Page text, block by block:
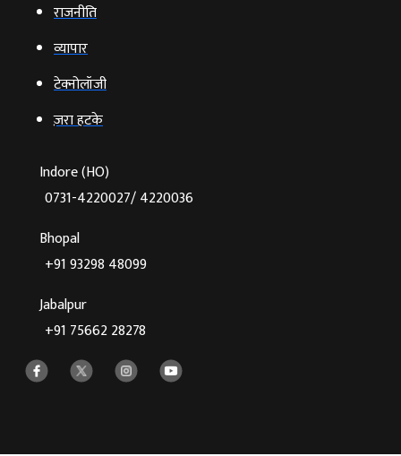
राजनीति
व्‍यापार
टेक्‍नोलॉजी
ज़रा हटके
Indore (HO)
0731-4220027/ 4220036
Bhopal
+91 93298 48099
Jabalpur
+91 75662 28278